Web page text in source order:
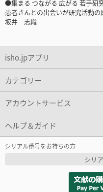
●集まる つながる 広がる 若手研
患者さんとの出会いが研究活動の
坂井 志織
isho.jpアプリ
カテゴリー
アカウントサービス
ヘルプ＆ガイド
シリアル番号をお持ちの方
シリ